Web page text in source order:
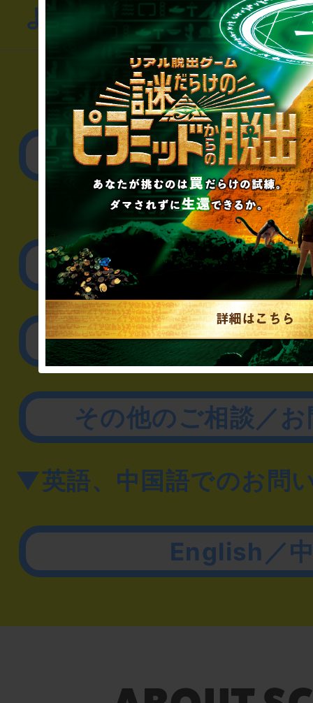
よくあるお問い合わせ
▼一般のお客様
公演内容、チケット
▼企業／法人の方
リアル脱出ゲーム制作
取材に関するお
その他のご相談／
▼英語、中国語でのお問
English／